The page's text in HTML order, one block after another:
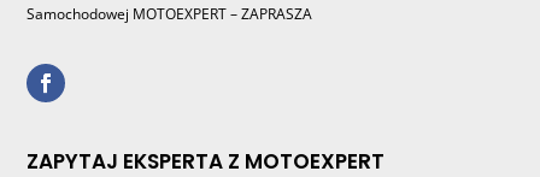
Samochodowej MOTOEXPERT – ZAPRASZA
ZAPYTAJ EKSPERTA Z MOTOEXPERT